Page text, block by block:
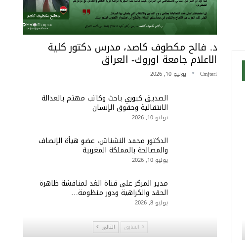
د. فالح مكطوف كاصد، مدرس دكتور كلية
الاعلام جامعة اوروك- العراق
Cmjteri يوليو 10, 2026
الصديق كبوري باحث وكاتب مهتم بالعدالة
الانتقالية وحقوق الإنسان
يوليو 10, 2026
الدكتور محمد النشناش، عضو هيأة الإنصاف
والمصالحة بالمملكة المغربية
يوليو 10, 2026
مدير المركز على قناة الغد لمناقشة ظاهرة
الحقد والكراهية ودور منظومة…
يوليو 8, 2026
السابق التالي